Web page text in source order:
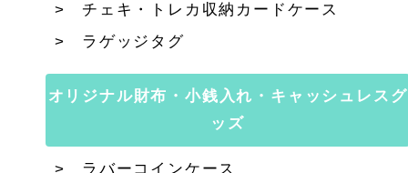
チェキ・トレカ収納カードケース
ラゲッジタグ
オリジナル財布・小銭入れ・キャッシュレスグ
ッズ
ラバーコインケース